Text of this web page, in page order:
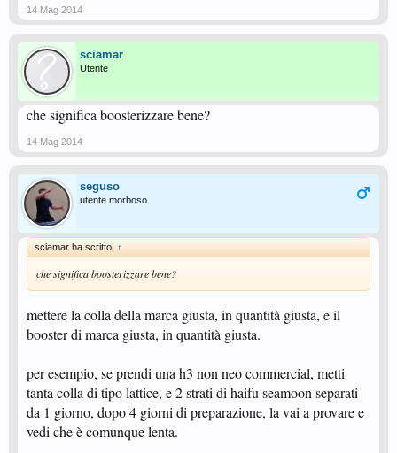
14 Mag 2014
sciamar
Utente
che significa boosterizzare bene?
14 Mag 2014
seguso
utente morboso
sciamar ha scritto: ↑
che significa boosterizzare bene?
mettere la colla della marca giusta, in quantità giusta, e il
booster di marca giusta, in quantità giusta.
per esempio, se prendi una h3 non neo commercial, metti
tanta colla di tipo lattice, e 2 strati di haifu seamoon separati
da 1 giorno, dopo 4 giorni di preparazione, la vai a provare e
vedi che è comunque lenta.